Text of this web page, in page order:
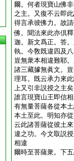
爾。何者現寶山佛
之主。又復不云即
得言承彼佛力。故
佛。聞法來此亦倶
迦。新文爲正。答
執。今敎既違四及
豈無衆本相違難耶
諸三藏據無眞文。
理耳。既云承力來
上又引非説授之主
誰言現寶山王即信
有無量菩薩各從本
本土至此。明知亦
云此諸菩薩從彼土
違之功。今文取説
相違
爾時至菩薩衆。下